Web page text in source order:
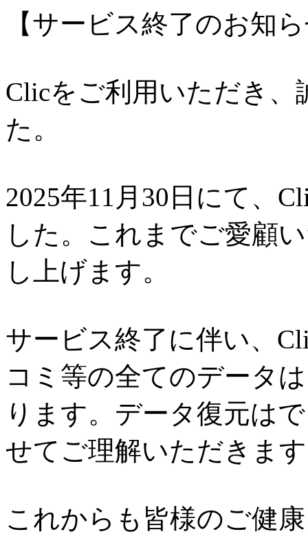
【サービス終了のお知
Clicをご利用いただき
た。
2025年11月30日にて、
した。これまでご愛顧
し上げます。
サービス終了に伴い、
コミ等の全てのデータ
ります。データ復元は
せてご理解いただきま
これからも皆様のご健